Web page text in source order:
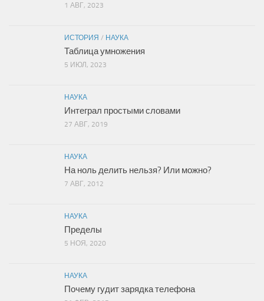
1 АВГ, 2023
ИСТОРИЯ / НАУКА
Таблица умножения
5 ИЮЛ, 2023
НАУКА
Интеграл простыми словами
27 АВГ, 2019
НАУКА
На ноль делить нельзя? Или можно?
7 АВГ, 2012
НАУКА
Пределы
5 НОЯ, 2020
НАУКА
Почему гудит зарядка телефона